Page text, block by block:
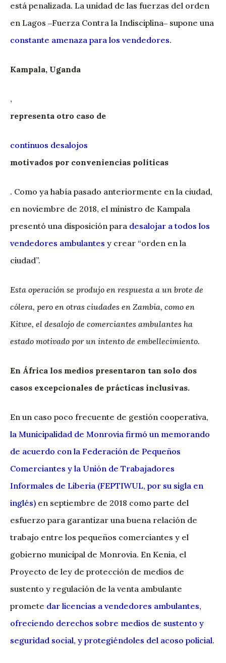
está penalizada. La unidad de las fuerzas del orden
en Lagos ‒Fuerza Contra la Indisciplina‒ supone una
constante amenaza para los vendedores.
Kampala, Uganda
,
representa otro caso de
continuos desalojos
motivados por conveniencias políticas
. Como ya había pasado anteriormente en la ciudad,
en noviembre de 2018, el ministro de Kampala
presentó una disposición para desalojar a todos los
vendedores ambulantes y crear “orden en la
ciudad”.
Esta operación se produjo en respuesta a un brote de
cólera, pero en otras ciudades en Zambia, como en
Kitwe, el desalojo de comerciantes ambulantes ha
estado motivado por un intento de embellecimiento.
En África los medios presentaron tan solo dos
casos excepcionales de prácticas inclusivas.
En un caso poco frecuente de gestión cooperativa,
la Municipalidad de Monrovia firmó un memorando
de acuerdo con la Federación de Pequeños
Comerciantes y la Unión de Trabajadores
Informales de Liberia (FEPTIWUL, por su sigla en
inglés) en septiembre de 2018 como parte del
esfuerzo para garantizar una buena relación de
trabajo entre los pequeños comerciantes y el
gobierno municipal de Monrovia. En Kenia, el
Proyecto de ley de protección de medios de
sustento y regulación de la venta ambulante
promete dar licencias a vendedores ambulantes,
ofreciendo derechos sobre medios de sustento y
seguridad social, y protegiéndoles del acoso policial.